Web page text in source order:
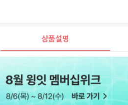
상품설명